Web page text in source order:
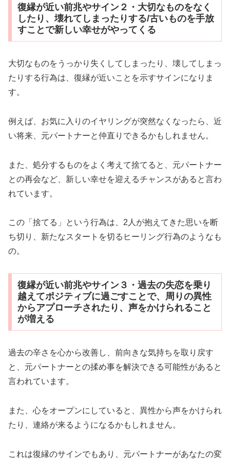
復縁が近い前兆やサイン２・大切なものをなく
したり、壊れてしまったりする/古いものを手放
すことで新しい幸せがやってくる
大切なものをうっかり失くしてしまったり、壊してしまっ
たりする行為は、復縁が近いことを示すサインになりま
す。
例えば、お気に入りのイヤリングが突然なくなったら、近
い将来、元パートナーと仲直りできるかもしれません。
また、処分するものをよく考えて捨てると、元パートナー
との再会など、新しい幸せを迎えるチャンスがあると言わ
れています。
この「捨てる」という行為は、2人が抱えてきた思いを断
ち切り、新たなスタートを切るヒーリング行為のようなも
の。
復縁が近い前兆やサイン３・過去の失恋を乗り
越えてポジティブに過ごすことで、周りの異性
からアプローチされたり、声をかけられること
が増える
過去の辛さを心から改善し、前向きな気持ちを取り戻す
と、元パートナーとの揉め事を解決できる可能性があると
言われています。
また、心をオープンにしていると、異性から声をかけられ
たり、連絡が来るようになるかもしれません。
これは復縁のサインでもあり、元パートナーがあなたの変